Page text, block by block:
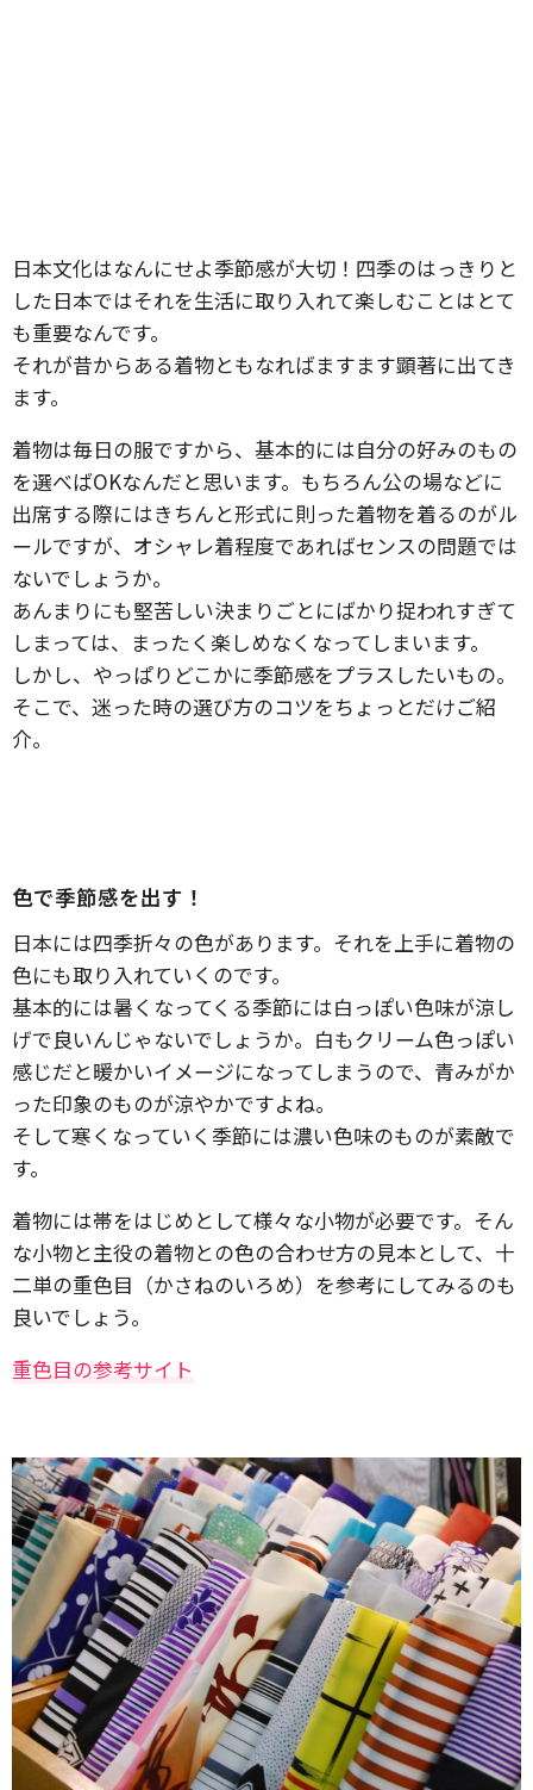
日本文化はなんにせよ季節感が大切！四季のはっきりと
した日本ではそれを生活に取り入れて楽しむことはとて
も重要なんです。
それが昔からある着物ともなればますます顕著に出てき
ます。
着物は毎日の服ですから、基本的には自分の好みのもの
を選べばOKなんだと思います。もちろん公の場などに
出席する際にはきちんと形式に則った着物を着るのがル
ールですが、オシャレ着程度であればセンスの問題では
ないでしょうか。
あんまりにも堅苦しい決まりごとにばかり捉われすぎて
しまっては、まったく楽しめなくなってしまいます。
しかし、やっぱりどこかに季節感をプラスしたいもの。
そこで、迷った時の選び方のコツをちょっとだけご紹
介。
色で季節感を出す！
日本には四季折々の色があります。それを上手に着物の
色にも取り入れていくのです。
基本的には暑くなってくる季節には白っぽい色味が涼し
げで良いんじゃないでしょうか。白もクリーム色っぽい
感じだと暖かいイメージになってしまうので、青みがか
った印象のものが涼やかですよね。
そして寒くなっていく季節には濃い色味のものが素敵で
す。
着物には帯をはじめとして様々な小物が必要です。そん
な小物と主役の着物との色の合わせ方の見本として、十
二単の重色目（かさねのいろめ）を参考にしてみるのも
良いでしょう。
重色目の参考サイト